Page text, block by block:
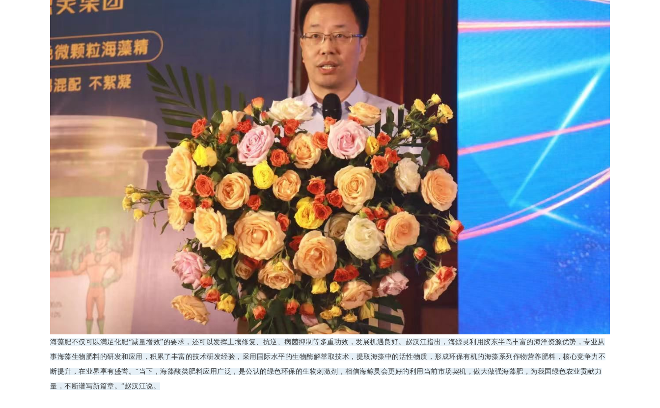
海藻肥不仅可以满足化肥“减量增效”的要求，还可以发挥土壤修复、抗逆、病菌抑制等多重功效，发展机遇良好。赵汉江指出，海鲸灵利用胶东半岛丰富的海洋资源优势，专业从
事海藻生物肥料的研发和应用，积累了丰富的技术研发经验，采用国际水平的生物酶解萃取技术，提取海藻中的活性物质，形成环保有机的海藻系列作物营养肥料，核心竞争力不
断提升，在业界享有盛誉。“当下，海藻酸类肥料应用广泛，是公认的绿色环保的生物刺激剂，相信海鲸灵会更好的利用当前市场契机，做大做强海藻肥，为我国绿色农业贡献力
量，不断谱写新篇章。”赵汉江说。